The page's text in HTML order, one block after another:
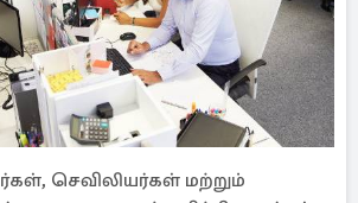
செவிலியர்கள் மற்றும்